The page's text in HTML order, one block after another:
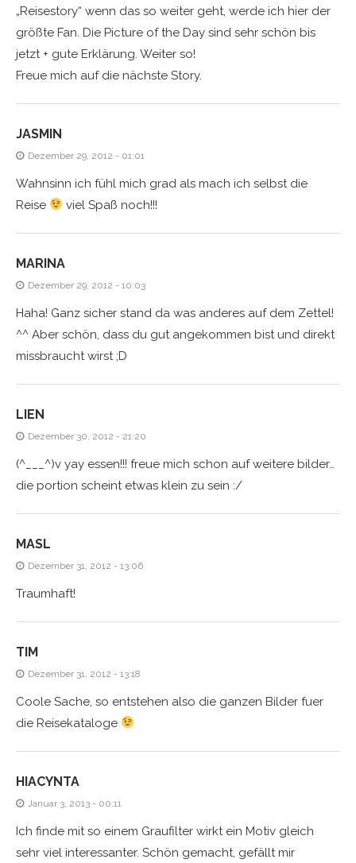
„Reisestory“ wenn das so weiter geht, werde ich hier der
größte Fan. Die Picture of the Day sind sehr schön bis
jetzt + gute Erklärung. Weiter so!
Freue mich auf die nächste Story.
JASMIN
Dezember 29, 2012 - 01:01
Wahnsinn ich fühl mich grad als mach ich selbst die
Reise
viel Spaß noch!!!
MARINA
Dezember 29, 2012 - 10:03
Haha! Ganz sicher stand da was anderes auf dem Zettel!
^^ Aber schön, dass du gut angekommen bist und direkt
missbraucht wirst ;D
LIEN
Dezember 30, 2012 - 21:20
(^___^)v yay essen!!! freue mich schon auf weitere bilder…
die portion scheint etwas klein zu sein :/
MASL
Dezember 31, 2012 - 13:06
Traumhaft!
TIM
Dezember 31, 2012 - 13:18
Coole Sache, so entstehen also die ganzen Bilder fuer
die Reisekataloge
HIACYNTA
Januar 3, 2013 - 00:11
Ich finde mit so einem Graufilter wirkt ein Motiv gleich
sehr viel interessanter. Schön gemacht, gefällt mir